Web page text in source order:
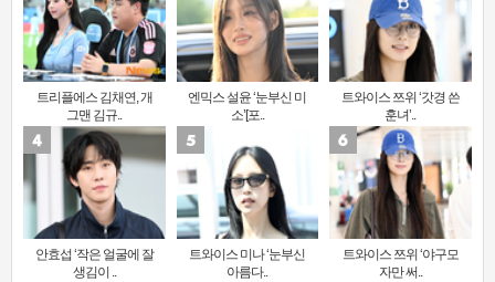
트리플에스 김채연, 개
그맨 김규..
엔믹스 설윤 ‘눈부신 미
소’[포..
트와이스 쯔위 ‘갓경 쓴
훈녀’..
안효섭 ‘작은 얼굴에 잘
생김이 ..
트와이스 미나 ‘눈부신
아름다..
트와이스 쯔위 ‘야구모
자만 써..